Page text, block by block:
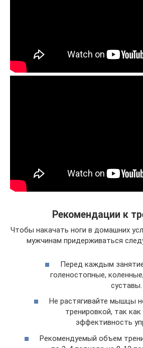
Рекомендации к
Чтобы накачать ноги в домашних
мужчинам придерживаться
Перед каждым
голеностопные,
суставы.
Не растягивайте мышцы
тренировкой, так
эффективность
Рекомендуемый объем